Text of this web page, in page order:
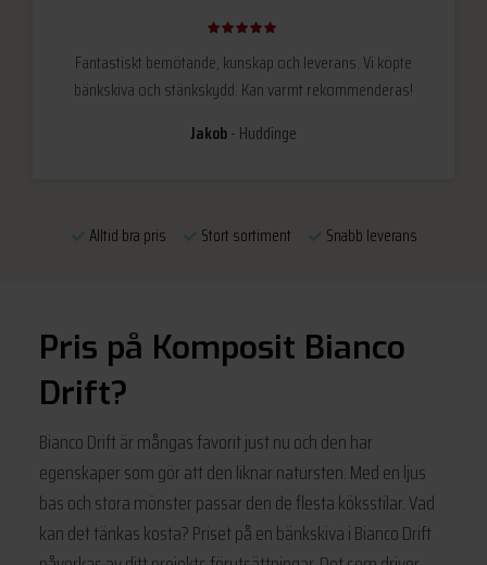
Fantastiskt bemötande, kunskap och leverans. Vi köpte
bänkskiva och stänkskydd. Kan varmt rekommenderas!
Jakob Huddinge
Alltid bra pris Stort sortiment Snabb leverans
Pris på Komposit Bianco
Drift?
Bianco Drift är mångas favorit just nu och den har
egenskaper som gör att den liknar natursten. Med en ljus
bas och stora mönster passar den de flesta köksstilar. Vad
kan det tänkas kosta? Priset på en bänkskiva i Bianco Drift